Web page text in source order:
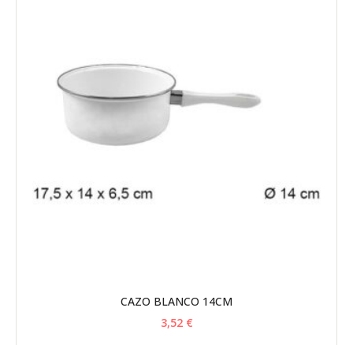
CAZO BLANCO 14CM
3,52 €